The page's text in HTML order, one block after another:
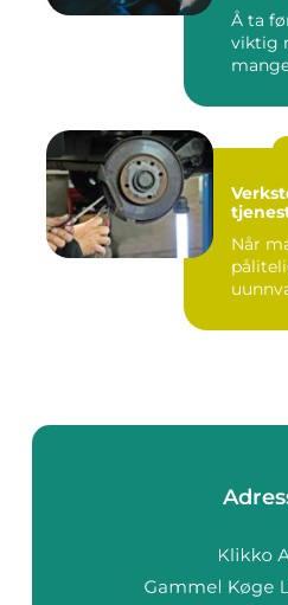
Å ta
viktig
Når